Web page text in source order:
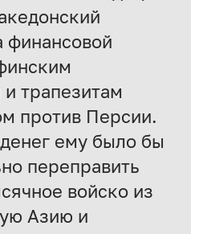
финансовой
трапезитам
против Персии.
ему было бы
переправить
войско из
Азию и